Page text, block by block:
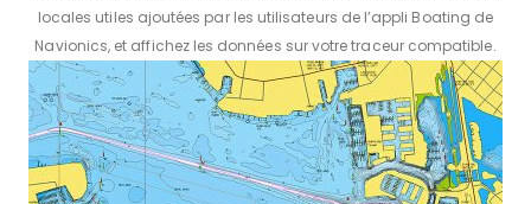
locales utiles ajoutées par les utilisateurs de l’appli Boating de
Navionics, et affichez les données sur votre traceur compatible.